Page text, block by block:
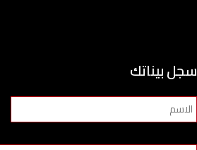
سجل بيناتك